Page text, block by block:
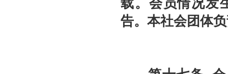
载。会员情况发
告。本社会团体